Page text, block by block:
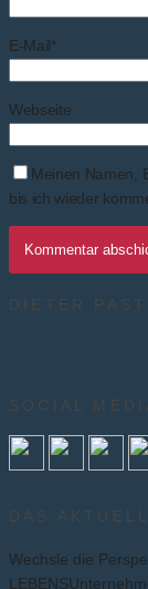
E-Mail*
Webseite
Meinen Namen,
bis ich wieder
DIETER PAST
SOCIAL
DAS
Wechsle die